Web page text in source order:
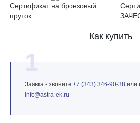
Сертификат на бронзовый
пруток
Как купить
1
Заявка - звоните +7 (343) 346‑90‑38 или
info@astra‑ek.ru